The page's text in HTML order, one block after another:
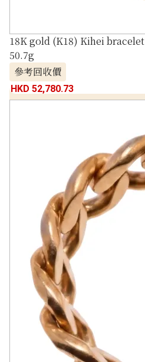
18K gold (K18) Kihei bracelet
50.7g
參考回收價
HKD 52,780.73